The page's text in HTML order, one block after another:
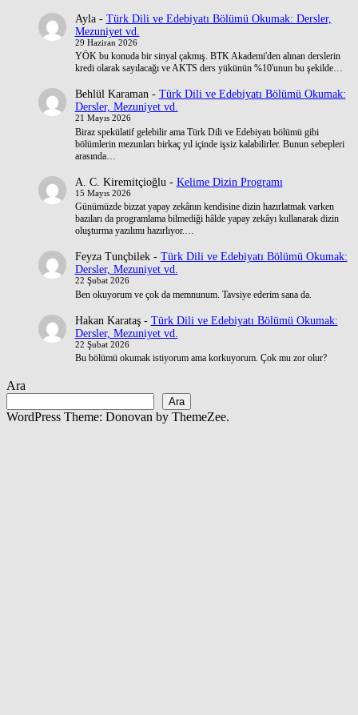
Ayla- Türk Dili ve Edebiyatı Bölümü Okumak: Dersler,
Mezuniyet vd.
29 Haziran 2026
YÖK bu konuda bir sinyal çakmış. BTK Akademi'den alınan derslerin
kredi olarak sayılacağı ve AKTS ders yükünün %10'unun bu şekilde…
Behlül Karaman- Türk Dili ve Edebiyatı Bölümü Okumak:
Dersler, Mezuniyet vd.
21 Mayıs 2026
Biraz spekülatif gelebilir ama Türk Dili ve Edebiyatı bölümü gibi
bölümlerin mezunları birkaç yıl içinde işsiz kalabilirler. Bunun sebepleri
arasında…
A. C. Kiremitçioğlu - Kelime Dizin Programı
15 Mayıs 2026
Günümüzde bizzat yapay zekânın kendisine dizin hazırlatmak varken
bazıları da programlama bilmediği hâlde yapay zekâyı kullanarak dizin
oluşturma yazılımı hazırlıyor.…
Feyza Tunçbilek- Türk Dili ve Edebiyatı Bölümü Okumak:
Dersler, Mezuniyet vd.
22 Şubat 2026
Ben okuyorum ve çok da memnunum. Tavsiye ederim sana da.
Hakan Karataş- Türk Dili ve Edebiyatı Bölümü Okumak:
Dersler, Mezuniyet vd.
22 Şubat 2026
Bu bölümü okumak istiyorum ama korkuyorum. Çok mu zor olur?
Ara
Ara
WordPress Theme: Donovan by ThemeZee.